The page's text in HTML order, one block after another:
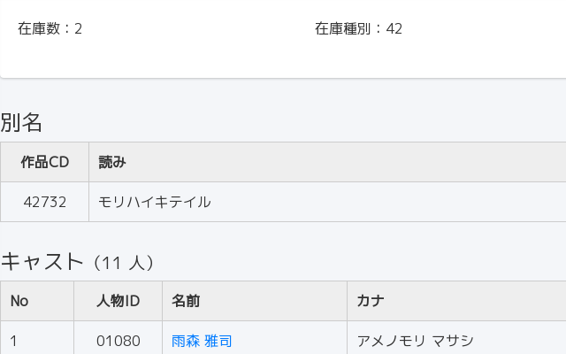
在庫数： 2 在庫種別： 42
別名
作品CD 読み
42732 モリハイキテイル
キャスト （11 人）
No 人物ID 名前 カナ
1 01080 雨森 雅司 アメノモリ マサシ